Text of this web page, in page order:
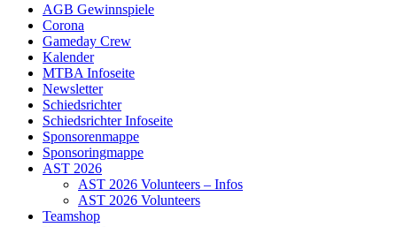
AGB Gewinnspiele
Corona
Gameday Crew
Kalender
MTBA Infoseite
Newsletter
Schiedsrichter
Schiedsrichter Infoseite
Sponsorenmappe
Sponsoringmappe
AST 2026
AST 2026 Volunteers – Infos
AST 2026 Volunteers
Teamshop